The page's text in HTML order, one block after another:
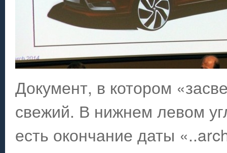
Документ, в котором
свежий. В нижнем левом
есть окончание даты